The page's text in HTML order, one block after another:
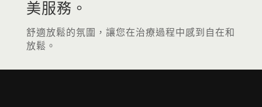
美服務。
舒適放鬆的氛圍，讓您在治療過程中感到自在和
放鬆。